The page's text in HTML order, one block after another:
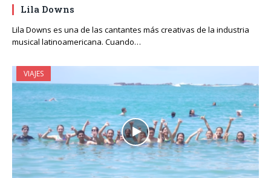
Lila Downs
Lila Downs es una de las cantantes más creativas de la industria
musical latinoamericana. Cuando…
VIAJES